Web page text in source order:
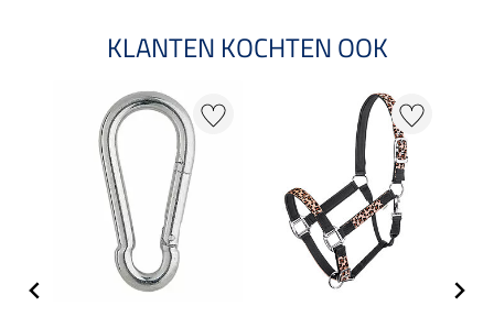
KLANTEN KOCHTEN OOK